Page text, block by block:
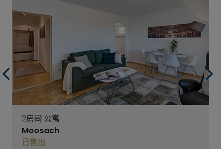
2房间 公寓
Moosach
已售出